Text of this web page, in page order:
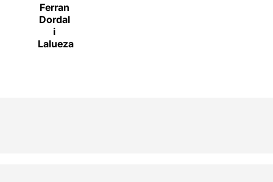
Ferran
Dordal
i
Lalueza